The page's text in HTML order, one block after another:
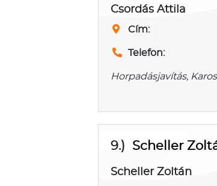
Csordás Attila
Cím:
Telefon:
Horpadásjavítás,
9.) Scheller
Scheller Zoltán